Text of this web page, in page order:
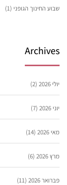
שבוע החינוך הגופני (1)
Archives
יולי 2026 (2)
יוני 2026 (7)
מאי 2026 (14)
מרץ 2026 (6)
פברואר 2026 (11)